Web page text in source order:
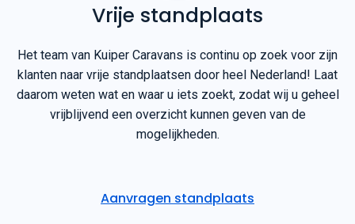
Vrije standplaats
Het team van Kuiper Caravans is continu op zoek voor zijn
klanten naar vrije standplaatsen door heel Nederland! Laat
daarom weten wat en waar u iets zoekt, zodat wij u geheel
vrijblijvend een overzicht kunnen geven van de
mogelijkheden.
Aanvragen standplaats